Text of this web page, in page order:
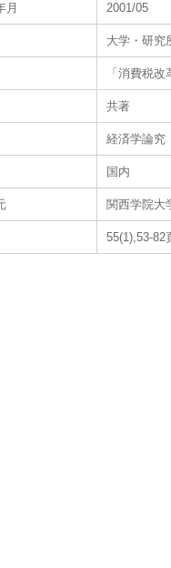
月 2001/05
大学・研究
「消費税
共著
経済学論究
国内
関西学院大
55(1),53-82